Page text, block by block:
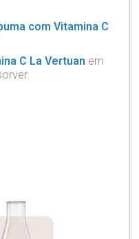
com Vitamina C
C La Vertuan em